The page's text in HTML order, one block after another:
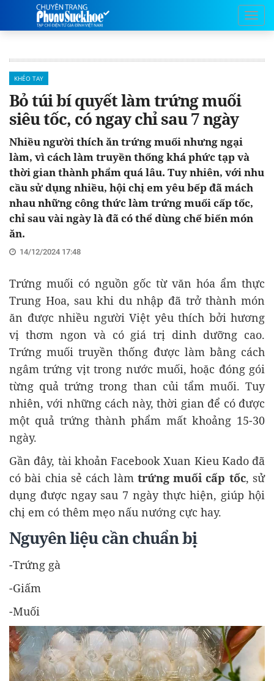
KHÉO TAY
Bỏ túi bí quyết làm trứng muối
siêu tốc, có ngay chỉ sau 7 ngày
Nhiều người thích ăn trứng muối nhưng ngại
làm, vì cách làm truyền thống khá phức tạp và
thời gian thành phẩm quá lâu. Tuy nhiên, với nhu
cầu sử dụng nhiều, hội chị em yêu bếp đã mách
nhau những công thức làm trứng muối cấp tốc,
chỉ sau vài ngày là đã có thể dùng chế biến món
ăn.
14/12/2024 17:48
Trứng muối có nguồn gốc từ văn hóa ẩm thực
Trung Hoa, sau khi du nhập đã trở thành món
ăn được nhiều người Việt yêu thích bởi hương
vị thơm ngon và có giá trị dinh dưỡng cao.
Trứng muối truyền thống được làm bằng cách
ngâm trứng vịt trong nước muối, hoặc đóng gói
từng quả trứng trong than củi tẩm muối. Tuy
nhiên, với những cách này, thời gian để có được
một quả trứng thành phẩm mất khoảng 15-30
ngày.
Gần đây, tài khoản Facebook Xuan Kieu Kado đã
có bài chia sẻ cách làm trứng muối cấp tốc, sử
dụng được ngay sau 7 ngày thực hiện, giúp hội
chị em có thêm mẹo nấu nướng cực hay.
Nguyên liệu cần chuẩn bị
-Trứng gà
-Giấm
-Muối